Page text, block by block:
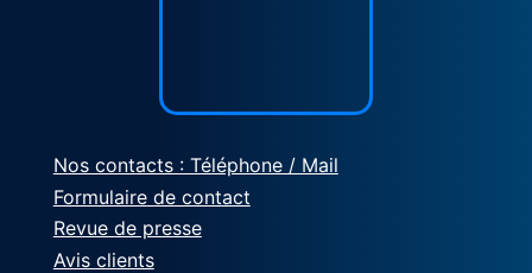
Nos contacts : Téléphone / Mail
Formulaire de contact
Revue de presse
Avis clients